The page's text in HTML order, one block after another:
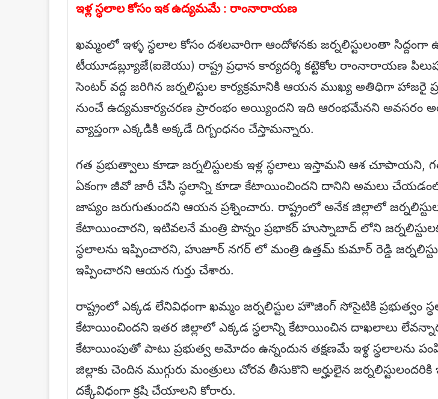
ఇళ్ల స్ధలాల కోసం ఇక ఉద్యమమే : రాంనారాయణ
ఖమ్మంలో ఇళ్ళ స్ధలాల కోసం దశలవారిగా ఆందోళనకు జర్నలిస్టులంతా సిద్దంగా
టీయూడబ్ల్యూజే(ఐజెయు) రాష్ట్ర ప్రధాన కార్యదర్శి కట్టెకోల రాంనారాయణ
సెంటర్ వద్ద జరిగిన జర్నలిస్టుల కార్యక్రమానికి ఆయన ముఖ్య అతిధిగా హాజరై
నుంచే ఉద్యమకార్యచరణ ప్రారంభం అయ్యిందని ఇది ఆరంభమేనని అవసరం
వ్యాప్తంగా ఎక్కడికి అక్కడే దిగ్బంధనం చేస్తామన్నారు.
గత ప్రభుత్వాలు కూడా జర్నలిస్టులకు ఇళ్ల స్ధలాలు ఇస్తామని ఆశ చూపాయని,
ఏకంగా జీవో జారీ చేసి స్ధలాన్ని కూడా కేటాయించిందని దానిని అమలు చేయడంలో
జాప్యం జరుగుతుందని ఆయన ప్రశ్నించారు. రాష్ట్రంలో అనేక జిల్లాలో
కేటాయించారని, ఇటివలనే మంత్రి పొన్నం ప్రభాకర్ హుస్నాబాద్ లోని
స్ధలాలను ఇప్పించారని, హుజూర్ నగర్ లో మంత్రి ఉత్తమ్ కుమార్ రెడ్డి
ఇప్పించారని ఆయన గుర్తు చేశారు.
రాష్ట్రంలో ఎక్కడ లేనివిధంగా ఖమ్మం జర్నలిస్టుల హౌజింగ్ సోసైటికి ప్రభుత్వం
కేటాయించిందని ఇతర జిల్లాలో ఎక్కడ స్ధలాన్ని కేటాయించిన దాఖలాలు
కేటాయింపుతో పాటు ప్రభుత్వ అమోదం ఉన్నందున తక్షణమే ఇళ్ధ స్ధలాలను
జిల్లాకు చెందిన ముగ్గురు మంత్రులు చోరవ తీసుకొని అర్హులైన జర్నలిస్టులందరికి
దక్కేవిధంగా క్రషి చేయాలని కోరారు.